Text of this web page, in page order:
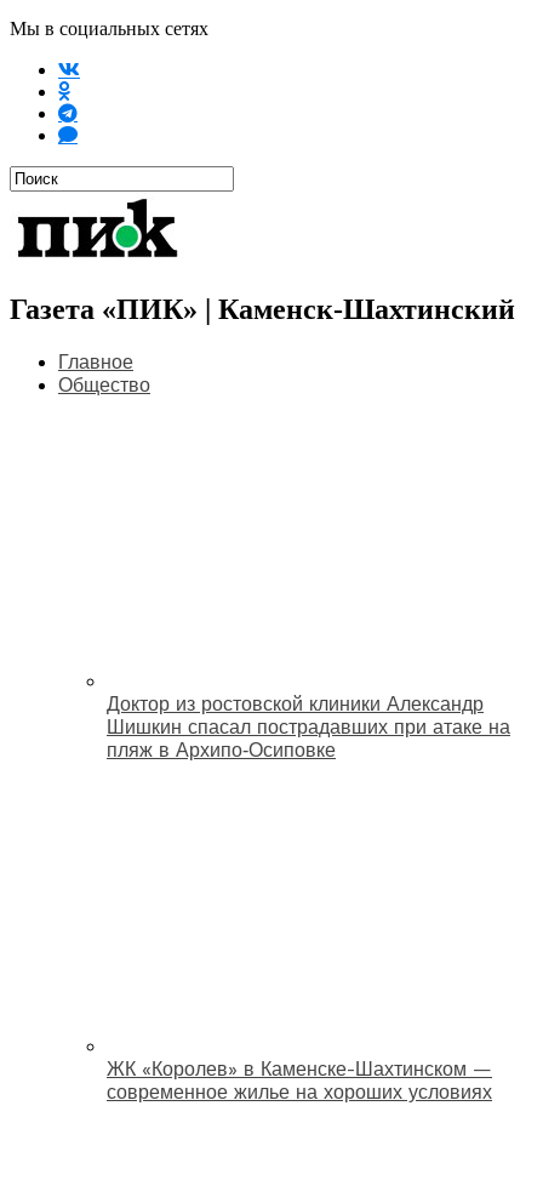
Мы в социальных сетях
Газета «ПИК» | Каменск-Шахтинский
Главное
Общество
Доктор из ростовской клиники Александр
Шишкин спасал пострадавших при атаке на
пляж в Архипо‑Осиповке
ЖК «Королев» в Каменске-Шахтинском —
современное жилье на хороших условиях